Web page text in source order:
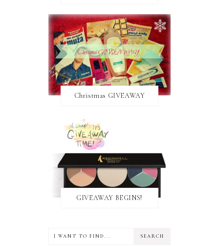
Christmas GIVEAWAY
GIVEAWAY BEGINS!